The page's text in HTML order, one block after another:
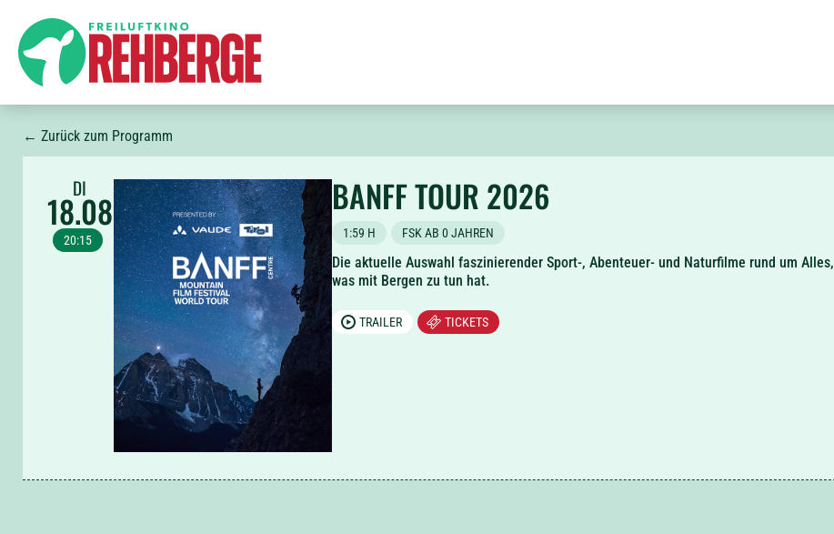
← Zurück zum Programm
DI
18.08
20:15
BANFF TOUR 2026
1:59 H FSK AB 0 JAHREN
Die aktuelle Auswahl faszinierender Sport-, Abenteuer- und Naturfilme rund um Alles,
was mit Bergen zu tun hat.
TRAILER TICKETS